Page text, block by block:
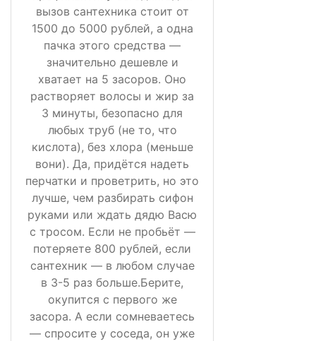
вызов сантехника стоит от
1500 до 5000 рублей, а одна
пачка этого средства —
значительно дешевле и
хватает на 5 засоров. Оно
растворяет волосы и жир за
3 минуты, безопасно для
любых труб (не то, что
кислота), без хлора (меньше
вони). Да, придётся надеть
перчатки и проветрить, но это
лучше, чем разбирать сифон
руками или ждать дядю Васю
с тросом. Если не пробьёт —
потеряете 800 рублей, если
сантехник — в любом случае
в 3-5 раз больше.Берите,
окупится с первого же
засора. А если сомневаетесь
— спросите у соседа, он уже